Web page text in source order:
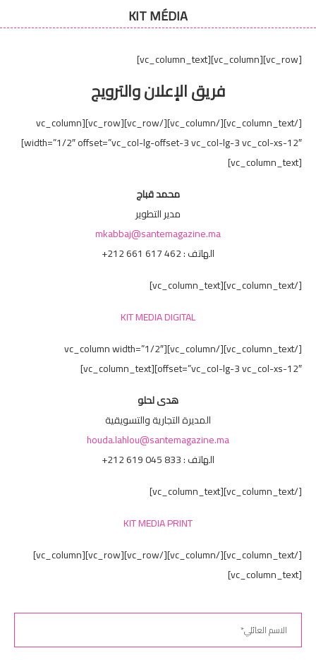
KIT MÉDIA
[vc_row][vc_column][vc_column_text]
فريق الإعلان والترويج
[/vc_column_text][/vc_column][/vc_row][vc_row][vc_column
width=”1/2″ offset=”vc_col-lg-offset-3 vc_col-lg-3 vc_col-xs-12″]
[vc_column_text]
محمد قباج
مدير التطوير
mkabbaj@santemagazine.ma
الهاتف : 462 617 661 212+
[/vc_column_text][vc_column_text]
KIT MEDIA DIGITAL
[/vc_column_text][/vc_column][vc_column width=”1/2″
offset=”vc_col-lg-3 vc_col-xs-12″][vc_column_text]
هدى لحلو
المديرة التجارية والتسويقية
houda.lahlou@santemagazine.ma
الهاتف : 833 045 619 212+
[/vc_column_text][vc_column_text]
KIT MEDIA PRINT
[/vc_column_text][/vc_column][/vc_row][vc_row][vc_column]
[vc_column_text]